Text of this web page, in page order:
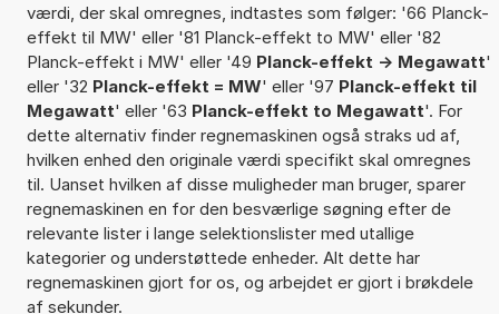
værdi, der skal omregnes, indtastes som følger: '66 Planck-
effekt til MW' eller '81 Planck-effekt to MW' eller '82
Planck-effekt i MW' eller '49 Planck-effekt -> Megawatt'
eller '32 Planck-effekt = MW' eller '97 Planck-effekt til
Megawatt' eller '63 Planck-effekt to Megawatt'. For
dette alternativ finder regnemaskinen også straks ud af,
hvilken enhed den originale værdi specifikt skal omregnes
til. Uanset hvilken af disse muligheder man bruger, sparer
regnemaskinen en for den besværlige søgning efter de
relevante lister i lange selektionslister med utallige
kategorier og understøttede enheder. Alt dette har
regnemaskinen gjort for os, og arbejdet er gjort i brøkdele
af sekunder.